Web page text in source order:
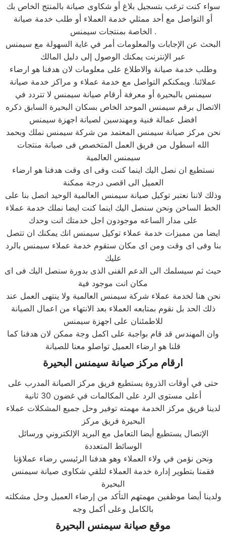
سواء كنت ترغب بتسجيل بلاغ أو شكاوى صيانة بالمنتج الخاص بك
أو التواصل مع أحد ممثلي خدمة العملاء أو طلب خدمة صيانة
الخاصة بمنتجات سيمنس .
البحث عن الإجابات والمعلومات أمر في غاية السهولة مع سيمنس
عبر الإنترنت يمكنك الوصول إلى دليل المالك
وطلب خدمة صيانة والاطلاع على معلومات لان هدفنا هو ارضاء
عملائنا. ويمكنكم التواصل مع خدمة عملاء و مراكز خدمة صيانة
سيمنس بالبحيرة أو معرفة أرقام صيانة سيمنس لا تتردد في
الاتصال برقم سيمنس الموحد الخاص بسكان البحيرة السابق ذكره
افضل عمالة فنية ومهندسين لصيانة اجهزة سيمنس
نحن مركز صيانة سيمنس المعتمد من شركة سيمنس نملك وبحمد
الله اسطول من فريق العمل المتخصص فى صيانة منتجات
سيمنس العالمية
نستطيع ان نصل اليك اينما كنت وفى اى وقت هدفنا هو ارضاء
العميل الى اقصى درجة ممكنة
وذلك لاننا نعتبر توكيل صيانة سيمنس العالمية الوحيد اتصل بنا على
الخط الساخن ونحن سنصل اليك اينما كنت ايضا نملك خدمة عملاء
على مدار الساعه موجودون اجل خدمتك انت وحدك
ايضا من مميزات خدمة عملاء توكيل سيمنس انك يمكنك ان تتصل
بنا وفى اى وقت ومن اى مكان ستقوم خدمة عملاء سيمنس بالرد
عليك
حيث ثم سيسلمك الى الدعم الفنى الذى بدورة سنصل اليك فى اى
مكان انت موجود فية
نحن هنا لخدمة عملاء شركة سيمنس العالمية ولا ينتهى العمل عند
ذلك الحد بل نقوم بمتابعه العملاء بعد الانتهاء من اعمال الصيانة
للاطمئنان على اجهزة سيمنس
وان المهندس قد قام بواجبة على اكمل وجة ممكن لان هدفنا كما
قلنا هو ارضاء العميل تواصلو معنا للصيانة
ارقام مركز صيانة سيمنس البحيرة
حتى في أوقات الذروة يستطيع فريق مركز الصيانة المدرب على
أعلى مستوى الرد على المكالمات في غضون 30 ثانية
لدينا فريق مركز الخدمة مهمته توفير وحل جميع المشكلات عملاء
البحيرة فريق مركز
الإتصال يستطيع أيضا التعامل مع البريد الإلكتروني ورسائل
الوسائط المتعددة
ونحن نؤمن في ولاء العملاء وهو هدفنا الرئيسي رضاء عملاؤنا
فقمنا بتطوير إدارة خدمة العملاء لتلقي شكاوى صيانة سيمنس
البحيرة
ولدينا أيضا موظفين مهمتهم التأكد من إرضاء العميل وحل مشكلته
بالكامل وعلى أكمل وجه
موقع صيانة سيمنس البحيرة